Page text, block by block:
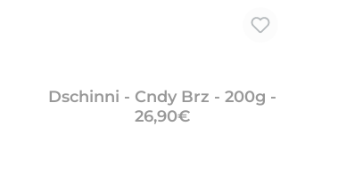
Dschinni - Cndy Brz - 200g -
26,90€